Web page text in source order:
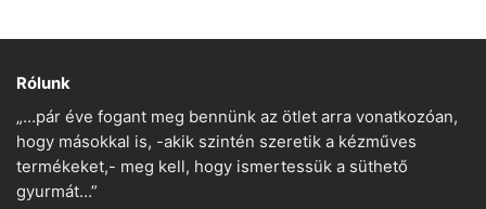
Rólunk
„…pár éve fogant meg bennünk az ötlet arra vonatkozóan,
hogy másokkal is, -akik szintén szeretik a kézműves
termékeket,- meg kell, hogy ismertessük a süthető
gyurmát…”